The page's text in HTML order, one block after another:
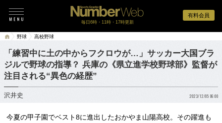
有料会員
毎日6時・11時・17時更新
野球 高校野球
「練習中に土の中からフクロウが…」サッカー大国ブラ
ジルで野球の指導？ 兵庫の《県立進学校野球部》監督が
注目される“異色の経歴”
沢井史 2023/12/05 06:00
今夏の甲子園でベスト8に進出したおかやま山陽高校。その躍進も